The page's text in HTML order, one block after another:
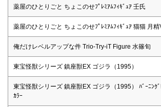
薬屋のひとりごと ちょこのせﾌﾟﾚﾐｱﾑﾌｨｷﾞｭｱ 壬氏
薬屋のひとりごと ちょこのせﾌﾟﾚﾐｱﾑﾌｨｷﾞｭｱ 猫猫 月精
俺だけレベルアップな件 Trio-Try-iT Figure 水篠旬
東宝怪獣シリーズ 鎮座獣EX ゴジラ（1995）
東宝怪獣シリーズ 鎮座獣EX ゴジラ（1995） ﾊﾞｰﾆﾝｸﾞ
ｶﾗｰ